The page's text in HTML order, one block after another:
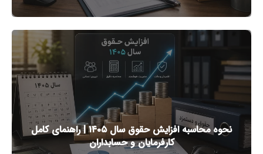
نحوه محاسبه افزایش حقوق سال ۱۴۰۵ | راهنمای کامل
کارفرمایان و حسابداران